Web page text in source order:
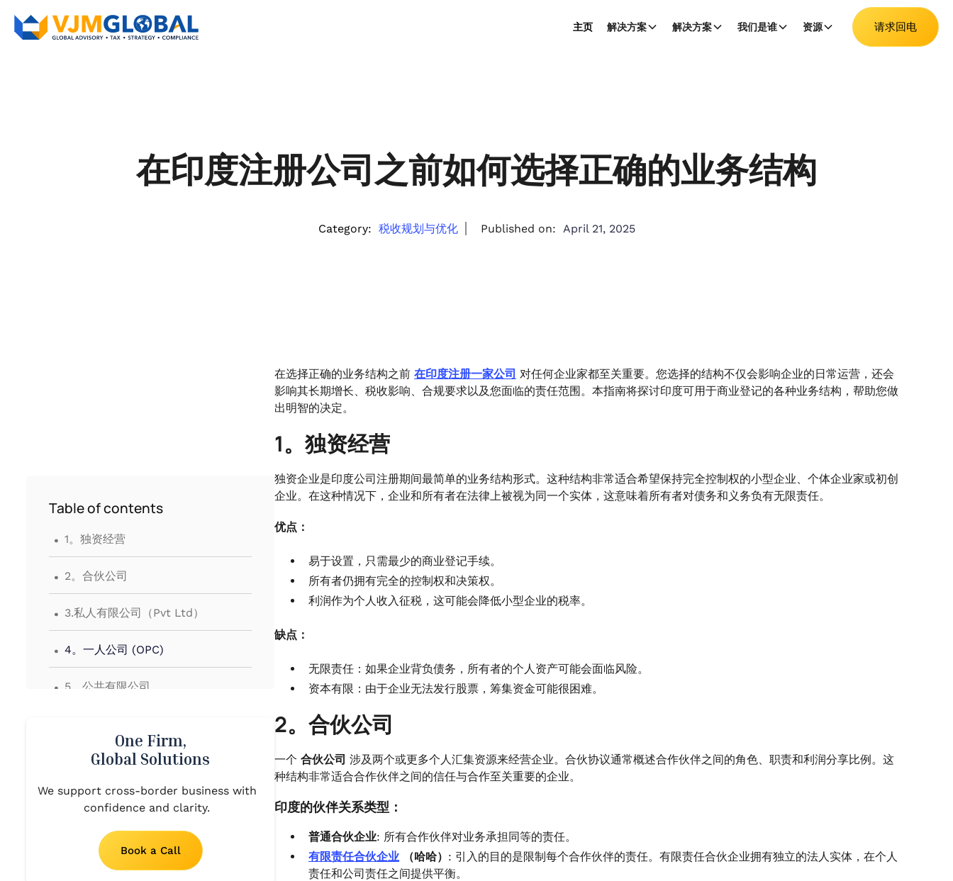
主页 解决方案 解决方案 我们是谁 资源 请求回电
在印度注册公司之前如何选择正确的业务结构
Category: 税收规划与优化 Published on: April 21, 2025
Table of contents
. 1。独资经营
. 2。合伙公司
. 3.私人有限公司（Pvt Ltd）
. 4。一人公司 (OPC)
. 5。公共有限公司
One Firm,
Global Solutions
We support cross-border business with
confidence and clarity.
Book a Call
在选择正确的业务结构之前 在印度注册一家公司 对任何企业家都至关重要。您选择的结构不仅会影响企业的日常运营，还会
影响其长期增长、税收影响、合规要求以及您面临的责任范围。本指南将探讨印度可用于商业登记的各种业务结构，帮助您做
出明智的决定。
1。独资经营
独资企业是印度公司注册期间最简单的业务结构形式。这种结构非常适合希望保持完全控制权的小型企业、个体企业家或初创
企业。在这种情况下，企业和所有者在法律上被视为同一个实体，这意味着所有者对债务和义务负有无限责任。
优点：
易于设置，只需最少的商业登记手续。
所有者仍拥有完全的控制权和决策权。
利润作为个人收入征税，这可能会降低小型企业的税率。
缺点：
无限责任：如果企业背负债务，所有者的个人资产可能会面临风险。
资本有限：由于企业无法发行股票，筹集资金可能很困难。
2。合伙公司
一个 合伙公司 涉及两个或更多个人汇集资源来经营企业。合伙协议通常概述合作伙伴之间的角色、职责和利润分享比例。这
种结构非常适合合作伙伴之间的信任与合作至关重要的企业。
印度的伙伴关系类型：
普通合伙企业: 所有合作伙伴对业务承担同等的责任。
有限责任合伙企业 （哈哈） : 引入的目的是限制每个合作伙伴的责任。有限责任合伙企业拥有独立的法人实体，在个人
责任和公司责任之间提供平衡。